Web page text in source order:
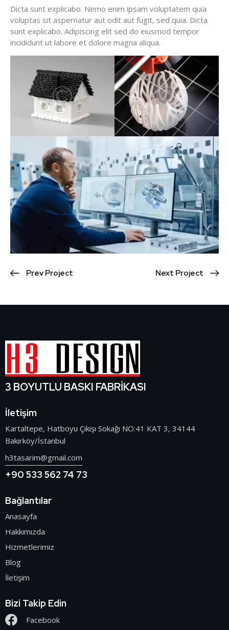
Dicta sunt explicabo. Nemo enim ipsam voluptatem quia
voluptas sit aspernatur aut odit aut fugit, sed quia. Dicta
sunt explicabo. Adipiscing elit sed do eiusmod tempor
incididunt ut labore et dolore magna aliqua.
Prev Project Next Project
3 BOYUTLU BASKI FABRİKASI
İletişim
Kartaltepe, Hatboyu Çıkışı Sokağı NO:41 KAT 3, 34144
Bakırköy/İstanbul
h3tasarim@gmail.com
+90 533 562 74 73
Bağlantılar
Anasayfa
Hakkımızda
Hizmetlerimiz
Blog
İletişim
Bizi Takip Edin
Facebook